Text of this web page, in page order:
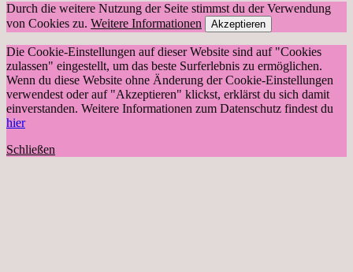
Durch die weitere Nutzung der Seite stimmst du der Verwendung
von Cookies zu. Weitere Informationen Akzeptieren
Die Cookie-Einstellungen auf dieser Website sind auf "Cookies
zulassen" eingestellt, um das beste Surferlebnis zu ermöglichen.
Wenn du diese Website ohne Änderung der Cookie-Einstellungen
verwendest oder auf "Akzeptieren" klickst, erklärst du sich damit
einverstanden. Weitere Informationen zum Datenschutz findest du
hier
Schließen